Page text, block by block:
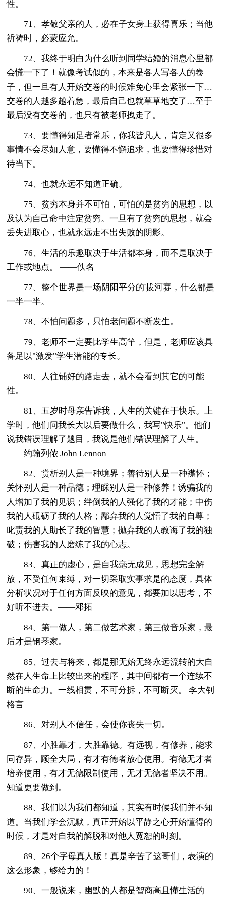
性。
71、孝敬父亲的人，必在子女身上获得喜乐；当他
祈祷时，必蒙应允。
72、我终于明白为什么听到同学结婚的消息心里都
会慌一下了！就像考试似的，本来是各人写各人的卷
子，但一旦有人开始交卷的时候难免心里会紧张一下…
交卷的人越多越着急，最后自己也就草草地交了…至于
最后没有交卷的，也只有被老师拽走了。
73、要懂得知足者常乐，你我皆凡人，肯定又很多
事情不会尽如人意，要懂得不懈追求，也要懂得珍惜对
待当下。
74、也就永远不知道正确。
75、贫穷本身并不可怕，可怕的是贫穷的思想，以
及认为自己命中注定贫穷。一旦有了贫穷的思想，就会
丢失进取心，也就永远走不出失败的阴影。
76、生活的乐趣取决于生活都本身，而不是取决于
工作或地点。 ——佚名
77、整个世界是一场阴阳平分的'拔河赛，什么都是
一半一半。
78、不怕问题多，只怕老问题不断发生。
79、老师不一定要比学生高竿，但是，老师应该具
备足以"激发"学生潜能的专长。
80、人往铺好的路走去，就不会看到其它的可能
性。
81、五岁时母亲告诉我，人生的关键在于快乐。上
学时，他们问我长大以后要做什么，我写"快乐"。他们
说我错误理解了题目，我说是他们错误理解了人生。
——约翰列侬 John Lennon
82、赏析别人是一种境界；善待别人是一种襟怀；
关怀别人是一种品德；理睬别人是一种修养！诱骗我的
人增加了我的见识；绊倒我的人强化了我的才能；中伤
我的人砥砺了我的人格；鄙弃我的人觉悟了我的自尊；
叱责我的人助长了我的智慧；抛弃我的人教诲了我的独
破；伤害我的人磨练了我的心志。
83、真正的虚心，是自我毫无成见，思想完全解
放，不受任何束缚，对一切采取实事求是的态度，具体
分析状况对于任何方面反映的意见，都要加以思考，不
好听不进去。——邓拓
84、第一做人，第二做艺术家，第三做音乐家，最
后才是钢琴家。
85、过去与将来，都是那无始无终永远流转的大自
然在人生命上比较出来的程序，其中间都有一个连续不
断的生命力。一线相贯，不可分拆，不可断灭。 李大钊
格言
86、对别人不信任，会使你丧失一切。
87、小胜靠才，大胜靠德。有远视，有修养，能求
同存异，顾全大局，有才有德者放心使用。有德无才者
培养使用，有才无德限制使用，无才无德者坚决不用。
知道更要做到。
88、我们以为我们都知道，其实有时候我们并不知
道。当我们学会沉默，真正开始以平静之心开始懂得的
时候，才是对自我的解脱和对他人宽恕的时刻。
89、26个字母真人版！真是辛苦了这哥们，表演的
这么形象，够给力的！
90、一般说来，幽默的人都是智商高且懂生活的